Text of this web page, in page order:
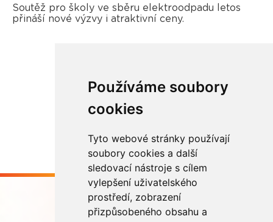
Používáme soubory
cookies
Tyto webové stránky používají
soubory cookies a další
sledovací nástroje s cílem
vylepšení uživatelského
prostředí, zobrazení
přizpůsobeného obsahu a
Soutěž pro školy ve sběru elektroodpadu letos
přináší nové výzvy i atraktivní ceny.
Načíst další